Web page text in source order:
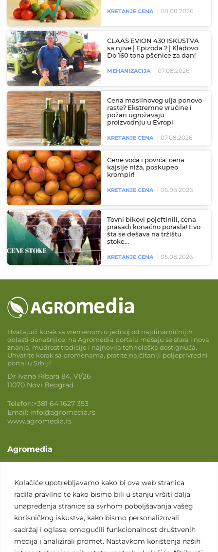
Kolačiće upotrebljavamo kako bi ova web stranica
radila pravilno te kako bismo bili u stanju vršiti dalja
unapređenja stranice sa svrhom poboljšavanja vašeg
korisničkog iskustva, kako bismo personalizovali
sadržaj i oglase, omogućili funkcionalnost društvenih
medija i analizirali promet. Nastavkom korištenja naših
KRETANJE CENA 08.08.2026
CLAAS EVION 430 ISKUSTVA
sa njive | Epizoda 2 | Kladovo:
Do 160 tona pšenice za dan!
MEHANIZACIJA 07.08.2026
Cena maslinovog ulja ponovo
raste? Ekstremne vrućine i
požari ugrožavaju
proizvodnju u Evropi
KRETANJE CENA 07.08.2026
Cene voća i povrća: cena
kajsije niža, poskupeo
krompir!
KRETANJE CENA 06.08.2026
Tovni bikovi pojeftinili, cena
prasadi konačno porasla! Evo
šta se dešava na tržištu
stoke…
KRETANJE CENA 05.08.2026
Hvatajući korak sa vremenom u jednoj od najdinamičnijih
oblasti današnjice, na Agromedia portalu mešaju se stara i nova
znanja, mudrost tradicije i najnovija tehnološka dostignuća.
Uhvatite korak sa promenama, pratite najčitaniji poljoprivredni
portal u Srbiji!
Dr Ivana Ribara 84, VI/26
11070 Novi Beograd
Telefon:+381 64 1627 353
Email: info@agromedia.rs
www.agromedia.rs
Agromedia
Svet poljoprivrede
Marketing usluge
Tražimo saradnike
Kontakt